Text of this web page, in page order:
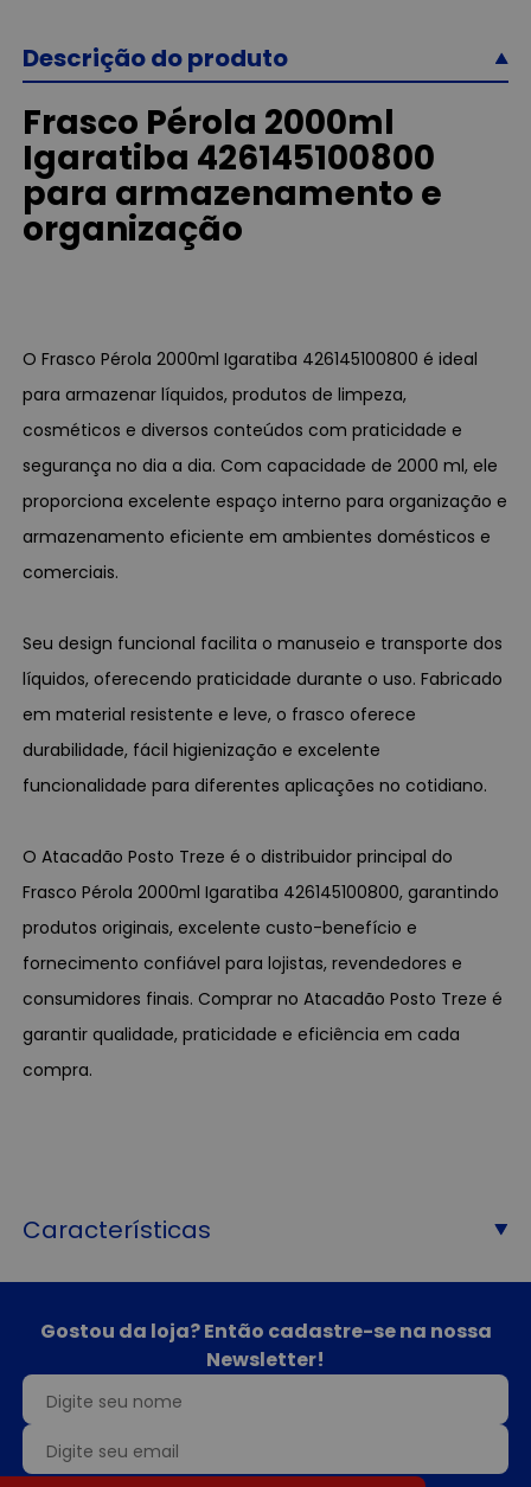
Descrição do produto
Frasco Pérola 2000ml
Igaratiba 426145100800
para armazenamento e
organização
O Frasco Pérola 2000ml Igaratiba 426145100800 é ideal
para armazenar líquidos, produtos de limpeza,
cosméticos e diversos conteúdos com praticidade e
segurança no dia a dia. Com capacidade de 2000 ml, ele
proporciona excelente espaço interno para organização e
armazenamento eficiente em ambientes domésticos e
comerciais.
Seu design funcional facilita o manuseio e transporte dos
líquidos, oferecendo praticidade durante o uso. Fabricado
em material resistente e leve, o frasco oferece
durabilidade, fácil higienização e excelente
funcionalidade para diferentes aplicações no cotidiano.
O Atacadão Posto Treze é o distribuidor principal do
Frasco Pérola 2000ml Igaratiba 426145100800, garantindo
produtos originais, excelente custo-benefício e
fornecimento confiável para lojistas, revendedores e
consumidores finais. Comprar no Atacadão Posto Treze é
garantir qualidade, praticidade e eficiência em cada
compra.
Características
Gostou da loja? Então cadastre-se na nossa
Newsletter!